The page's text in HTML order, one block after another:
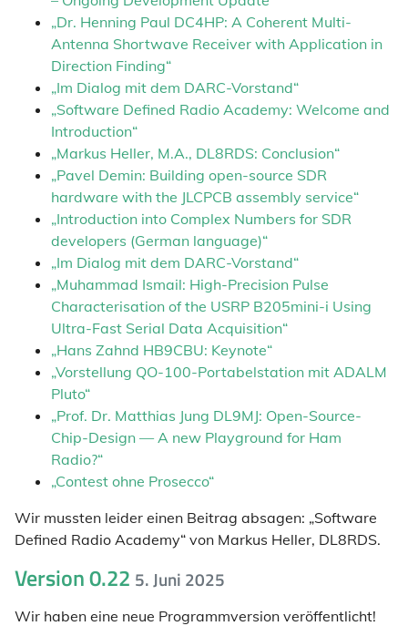
„Dr. Henning Paul DC4HP: A Coherent Multi-
Antenna Shortwave Receiver with Application in
Direction Finding“
„Im Dialog mit dem DARC-Vorstand“
„Software Defined Radio Academy: Welcome and
Introduction“
„Markus Heller, M.A., DL8RDS: Conclusion“
„Pavel Demin: Building open-source SDR
hardware with the JLCPCB assembly service“
„Introduction into Complex Numbers for SDR
developers (German language)“
„Im Dialog mit dem DARC-Vorstand“
„Muhammad Ismail: High-Precision Pulse
Characterisation of the USRP B205mini-i Using
Ultra-Fast Serial Data Acquisition“
„Hans Zahnd HB9CBU: Keynote“
„Vorstellung QO-100-Portabelstation mit ADALM
Pluto“
„Prof. Dr. Matthias Jung DL9MJ: Open-Source-
Chip-Design — A new Playground for Ham
Radio?“
„Contest ohne Prosecco“
Wir mussten leider einen Beitrag absagen: „Software
Defined Radio Academy“ von Markus Heller, DL8RDS.
Version 0.22 5. Juni 2025
Wir haben eine neue Programmversion veröffentlicht!